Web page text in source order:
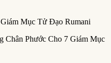
Chân Phước Cho 7 Giám Mục